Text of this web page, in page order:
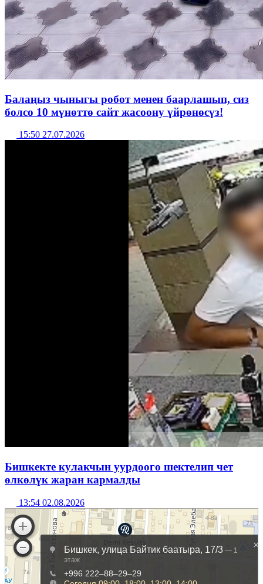
Балаңыз чыныгы робот менен баарлашып, сиз
болсо 10 мүнөттө сайт жасоону үйрөнөсүз!
15:50 27.07.2026
Бишкекте кулакчын уурдоого шектелип чет
өлкөлүк жаран кармалды
13:54 02.08.2026